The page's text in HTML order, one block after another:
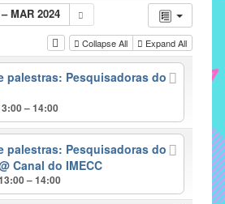
MAR 2024
Collapse All Expand All
palestras: Pesquisadoras do
– 14:00
palestras: Pesquisadoras do
Canal do IMECC
– 14:00